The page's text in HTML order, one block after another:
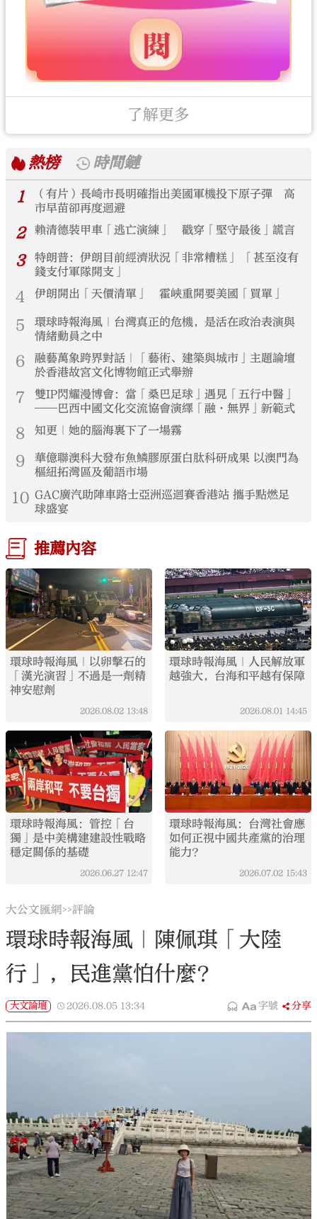
了解更多
熱榜
時間鏈
1
（有片）長崎市長明確指出美國軍機投下原子彈 高
市早苗卻再度迴避
2 賴清德裝甲車「逃亡演練」 戳穿「堅守最後」謊言
3
特朗普：伊朗目前經濟狀況「非常糟糕」 「甚至沒有
錢支付軍隊開支」
4 伊朗開出「天價清單」 霍峽重開要美國「買單」
5
環球時報海風｜台灣真正的危機，是活在政治表演與
情緒動員之中
6
融藝萬象跨界對話｜「藝術、建築與城市」主題論壇
於香港故宮文化博物館正式舉辦
7
雙IP閃耀漫博會：當「桑巴足球」遇見「五行中醫」
——巴西中國文化交流協會演繹「融·無界」新範式
8 知更｜她的腦海裏下了一場霧
9
華億聯澳科大發布魚鱗膠原蛋白肽科研成果 以澳門為
樞紐拓灣區及葡語市場
10 GAC廣汽助陣車路士亞洲巡迴賽香港站 攜手點燃足
球盛宴
推薦內容
環球時報海風｜以卵擊石的
「漢光演習」不過是一劑精
神安慰劑
2026.08.02 13:48
環球時報海風｜人民解放軍
越強大，台海和平越有保障
2026.08.01 14:45
環球時報海風：管控「台
獨」是中美構建建設性戰略
穩定關係的基礎
2026.06.27 12:47
環球時報海風：台灣社會應
如何正視中國共產黨的治理
能力？
2026.07.02 15:43
大公文匯網>>評論
環球時報海風｜陳佩琪「大陸
行」，民進黨怕什麼？
大文論壇 2026.08.05 13:34 字號 分享